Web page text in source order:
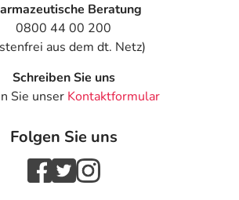
Beratung
0800 44 00 200
aus dem dt. Netz)
Schreiben Sie uns
Sie unser Kontaktformular
Folgen Sie uns